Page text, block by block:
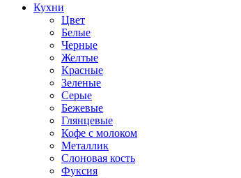
Кухни
Цвет
Белые
Черные
Желтые
Красные
Зеленые
Серые
Бежевые
Глянцевые
Кофе с молоком
Металлик
Слоновая кость
Фуксия